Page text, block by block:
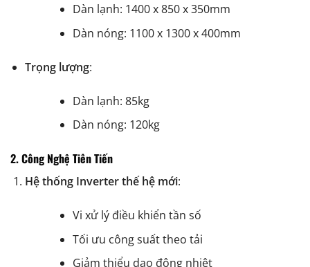
Dàn lạnh: 1400 x 850 x 350mm
Dàn nóng: 1100 x 1300 x 400mm
Trọng lượng:
Dàn lạnh: 85kg
Dàn nóng: 120kg
2. Công Nghệ Tiên Tiến
Hệ thống Inverter thế hệ mới:
Vi xử lý điều khiển tần số
Tối ưu công suất theo tải
Giảm thiểu dao động nhiệt